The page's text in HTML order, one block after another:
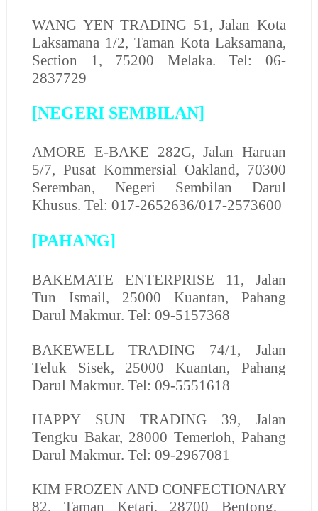
WANG YEN TRADING 51, Jalan Kota
Laksamana 1/2, Taman Kota Laksamana,
Section 1, 75200 Melaka. Tel: 06-
2837729
[NEGERI SEMBILAN]
AMORE E-BAKE 282G, Jalan Haruan
5/7, Pusat Kommersial Oakland, 70300
Seremban, Negeri Sembilan Darul
Khusus. Tel: 017-2652636/017-2573600
[PAHANG]
BAKEMATE ENTERPRISE 11, Jalan
Tun Ismail, 25000 Kuantan, Pahang
Darul Makmur. Tel: 09-5157368
BAKEWELL TRADING74/1, Jalan
Teluk Sisek, 25000 Kuantan, Pahang
Darul Makmur. Tel: 09-5551618
HAPPY SUN TRADING 39, Jalan
Tengku Bakar, 28000 Temerloh, Pahang
Darul Makmur. Tel: 09-2967081
KIM FROZEN AND CONFECTIONARY
82, Taman Ketari, 28700 Bentong,